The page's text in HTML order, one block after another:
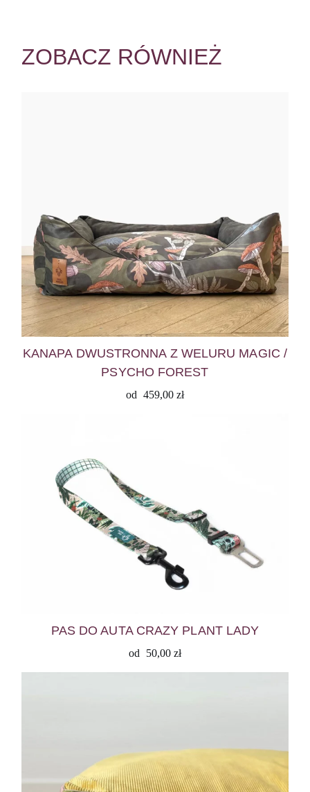
ZOBACZ RÓWNIEŻ
KANAPA DWUSTRONNA Z WELURU MAGIC /
PSYCHO FOREST
od 459,00 zł
PAS DO AUTA CRAZY PLANT LADY
od 50,00 zł